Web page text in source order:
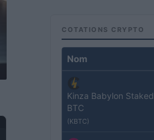
COTATIONS CRYPTO
Nom
Kinza Babylon Staked
BTC
(KBTC)